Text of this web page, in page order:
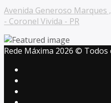
Avenida Generoso Marques
- Coronel Vivida - PR
Rede Máxima 2026 ©